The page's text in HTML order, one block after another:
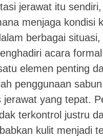
jerawat itu
menjaga kondisi
berbagai
acara
elemen penting
penggunaan
jerawat yang tepat.
terkontrol justru
kulit menjadi